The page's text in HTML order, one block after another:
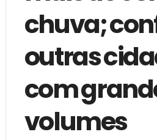
chuva;
outras
com
volumes